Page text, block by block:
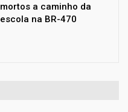
mortos a caminho da
escola na BR-470